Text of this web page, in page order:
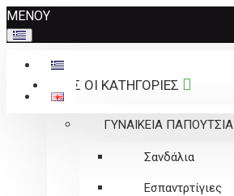
Σημείωση:
Αυτός
ο
ιστότοπος
περιλαμβάνει
ΜΕΝΟΥ
ΟΛΕΣ ΟΙ ΚΑΤΗΓΟΡΙΕΣ
ΓΥΝΑΙΚΕΙΑ ΠΑΠΟΥΤΣΙΑ
Σανδάλια
Εσπαντρτίγιες